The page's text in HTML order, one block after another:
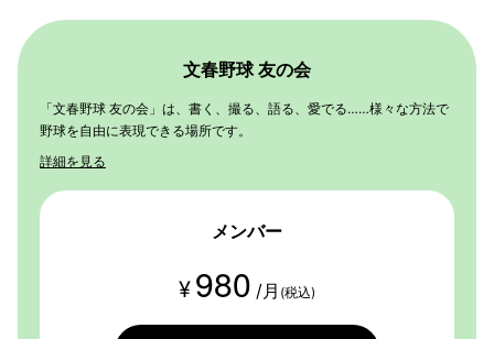
文春野球 友の会
「文春野球 友の会」は、書く、撮る、語る、愛でる……様々な方法で
野球を自由に表現できる場所です。
詳細を見る
メンバー
¥ 980 /月 (税込)